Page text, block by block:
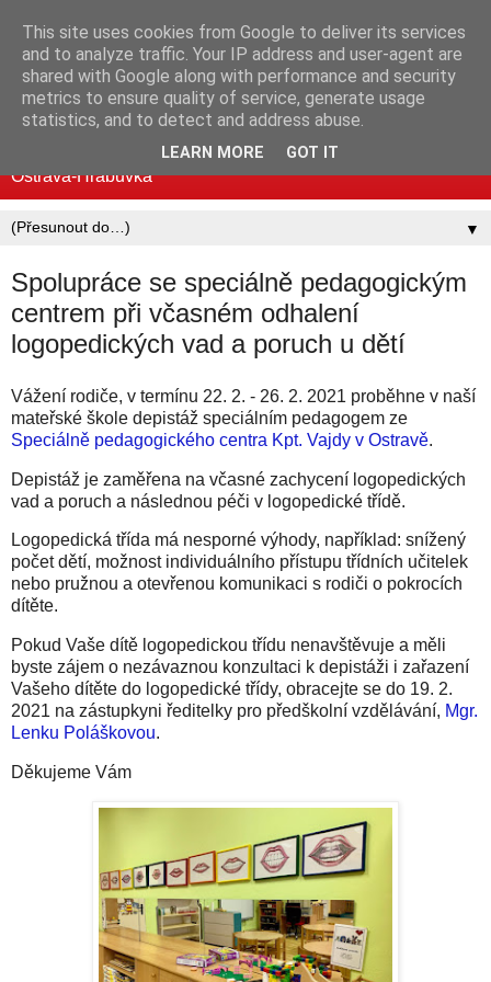
Mateřská škola MUDr.
Emílie Lukášové a Klegova
Standardní i logopedické třídy | Mjr. Nováka 30, 700 30
Ostrava-Hrabůvka
▼
Spolupráce se speciálně pedagogickým
centrem při včasném odhalení
logopedických vad a poruch u dětí
Vážení rodiče, v termínu 22. 2. - 26. 2. 2021 proběhne v naší
mateřské škole depistáž speciálním pedagogem ze
Speciálně pedagogického centra Kpt. Vajdy v Ostravě.
Depistáž je zaměřena na včasné zachycení logopedických
vad a poruch a následnou péči v logopedické třídě.
Logopedická třída má nesporné výhody, například: snížený
počet dětí, možnost individuálního přístupu třídních učitelek
nebo pružnou a otevřenou komunikaci s rodiči o pokrocích
dítěte.
Pokud Vaše dítě logopedickou třídu nenavštěvuje a měli
byste zájem o nezávaznou konzultaci k depistáži i zařazení
Vašeho dítěte do logopedické třídy, obracejte se do 19. 2.
2021 na zástupkyni ředitelky pro předškolní vzdělávání, Mgr.
Lenku Poláškovou.
Děkujeme Vám
This site uses cookies from Google to deliver its services
and to analyze traffic. Your IP address and user-agent are
shared with Google along with performance and security
metrics to ensure quality of service, generate usage
statistics, and to detect and address abuse.
LEARN MORE GOT IT